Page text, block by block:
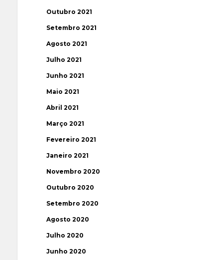
Outubro 2021
Setembro 2021
Agosto 2021
Julho 2021
Junho 2021
Maio 2021
Abril 2021
Março 2021
Fevereiro 2021
Janeiro 2021
Novembro 2020
Outubro 2020
Setembro 2020
Agosto 2020
Julho 2020
Junho 2020